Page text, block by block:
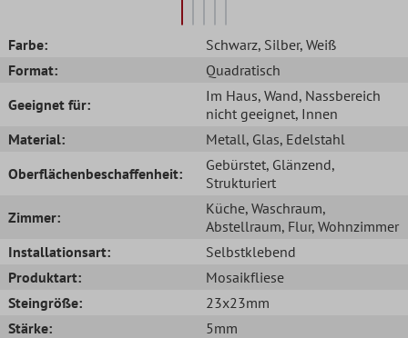
Farbe: Schwarz, Silber, Weiß
Format:
Quadratisch
Geeignet für:
Im Haus, Wand, Nassbereich
nicht geeignet, Innen
Material:
Metall, Glas, Edelstahl
Oberflächenbeschaffenheit:
Gebürstet, Glänzend,
Strukturiert
Zimmer:
Küche, Waschraum,
Abstellraum, Flur, Wohnzimmer
Installationsart:
Selbstklebend
Produktart:
Mosaikfliese
Steingröße:
23x23mm
Stärke:
5mm